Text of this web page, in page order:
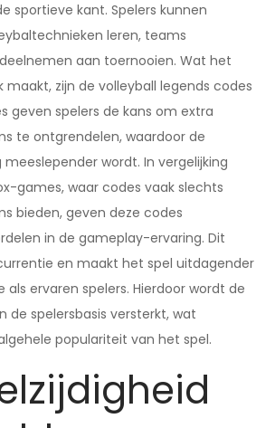
sportieve kant. Spelers kunnen
leren, teams
aan toernooien. Wat het
maakt, zijn de volleyball legends codes
geven spelers de kans om extra
te ontgrendelen, waardoor de
wordt. In vergelijking
games, waar codes vaak slechts
bieden, geven deze codes
in de gameplay-ervaring. Dit
en maakt het spel uitdagender
als ervaren spelers. Hierdoor wordt de
de spelersbasis versterkt, wat
populariteit van het spel.